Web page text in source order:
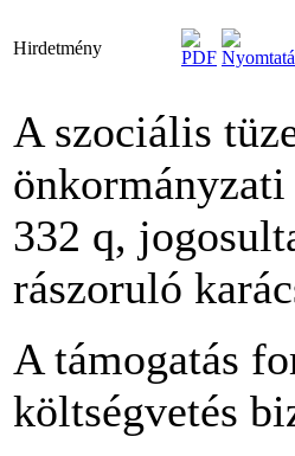
Hirdetmény
A szociális
önkormányzati
332 q,
rászoruló
A támogatás
költségvetés